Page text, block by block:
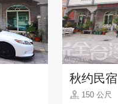
秋约民宿
150 公尺